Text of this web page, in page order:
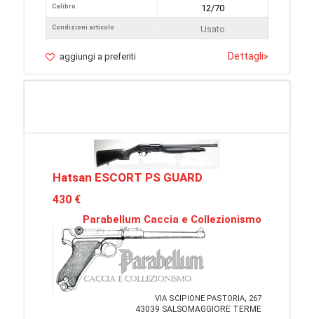
Calibro
Condizioni articolo
12/70
Usato
aggiungi a preferiti Dettagli»
Hatsan ESCORT PS GUARD
430 €
Parabellum Caccia e Collezionismo
VIA SCIPIONE PASTORIA, 267
43039 SALSOMAGGIORE TERME